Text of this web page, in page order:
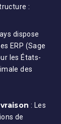
:
dispose
ERP (Sage
les États-
des
: Les
de